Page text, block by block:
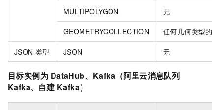
MULTIPOLYGON 无
GEOMETRYCOLLECTION 任何几何类型的
JSON 类型 JSON 无
目标实例为 DataHub、Kafka（阿里云消息队列
Kafka、自建 Kafka）